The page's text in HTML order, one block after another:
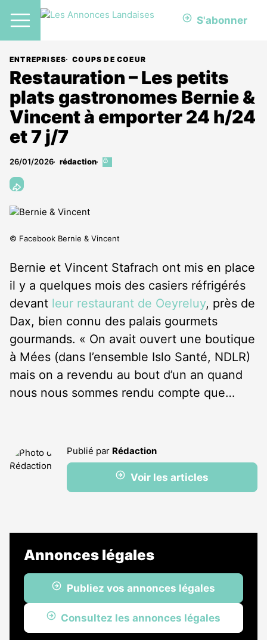
S'abonner
ENTREPRISES COUPS DE COEUR
Restauration – Les petits
plats gastronomes Bernie &
Vincent à emporter 24 h/24
et 7 j/7
26/01/2026 rédaction
Cet
© Facebook Bernie & Vincent
Bernie et Vincent Stafrach ont mis en place
il y a quelques mois des casiers réfrigérés
devant leur restaurant de Oeyreluy, près de
Dax, bien connu des palais gourmets
gourmands. « On avait ouvert une boutique
à Mées (dans l’ensemble Islo Santé, NDLR)
mais on a revendu au bout d’un an quand
nous nous sommes rendu compte que…
Publié par Rédaction
Voir les articles
Annonces légales
Publiez vos annonces légales
Consultez les annonces légales